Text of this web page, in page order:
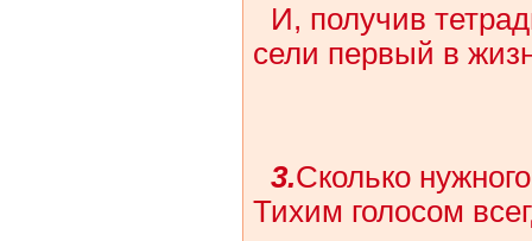
И, получив
сели первый в
3.Сколько
Тихим голосом